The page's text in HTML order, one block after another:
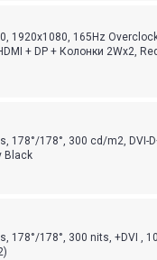
1920x1080, 165Hz
+ DP + Колонки 2Wx2,
178°/178°, 300 cd/m2, DVI-
Black
178°/178°, 300 nits, +DVI ,